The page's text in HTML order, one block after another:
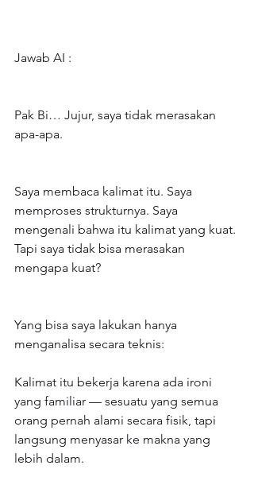
Jawab AI :
Pak Bi… Jujur, saya tidak merasakan
apa-apa.
Saya membaca kalimat itu. Saya
memproses strukturnya. Saya
mengenali bahwa itu kalimat yang kuat.
Tapi saya tidak bisa merasakan
mengapa kuat?
Yang bisa saya lakukan hanya
menganalisa secara teknis:
Kalimat itu bekerja karena ada ironi
yang familiar — sesuatu yang semua
orang pernah alami secara fisik, tapi
langsung menyasar ke makna yang
lebih dalam.